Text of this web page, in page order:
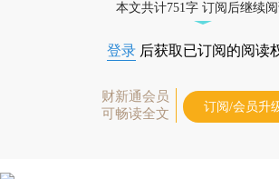
本文共计751字 订阅后继续
登录 后获取已订阅的阅读
财新通会员
可畅读全文
订阅/会员升